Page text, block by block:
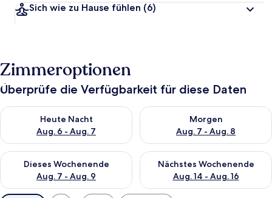
Sich wie zu Hause fühlen (6)
Zimmeroptionen
Überprüfe die Verfügbarkeit für diese Daten
Heute Nacht
Aug. 6 - Aug. 7
Überprüfe die Verfügbarkeit für heute Nacht, Aug. 6 - Aug. 7.
Morgen
Aug. 7 - Aug. 8
Überprüfe die Verfügbarkeit
Dieses Wochenende
Aug. 7 - Aug. 9
Überprüfe die Verfügbarkeit für dieses Wochenende, Aug. 7
Nächstes Wochenende
Aug. 14 - Aug. 16
Überprüfe die Verfügbarkeit